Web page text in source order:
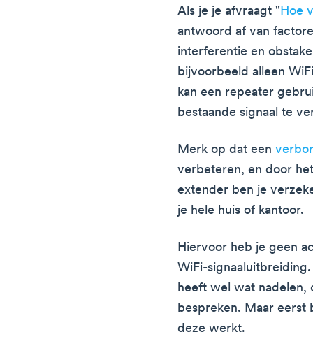
Als je je afvraagt "Hoe
antwoord af van
interferentie en
bijvoorbeeld alleen
kan een repeater
bestaande signaal te
Merk op dat een
verbeteren, en door
extender ben je
je hele huis of kantoor.
Hiervoor heb je geen
WiFi-
heeft wel wat nadelen,
bespreken. Maar eerst
deze werkt.